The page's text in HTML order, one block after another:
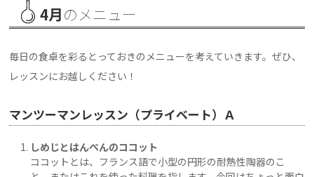
4月のメニュー
毎日の食卓を彩るとっておきのメニューを考えていきます。ぜひ、
レッスンにお越しください！
マンツーマンレッスン（プライベート）Ａ
しめじとはんぺんのココット
ココットとは、フランス語で小型の円形の耐熱性陶器のこ